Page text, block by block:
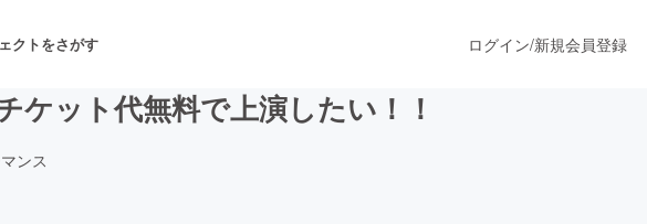
クトをさがす ログイン/新規会員登録
ット代無料で上演したい！！
ンス